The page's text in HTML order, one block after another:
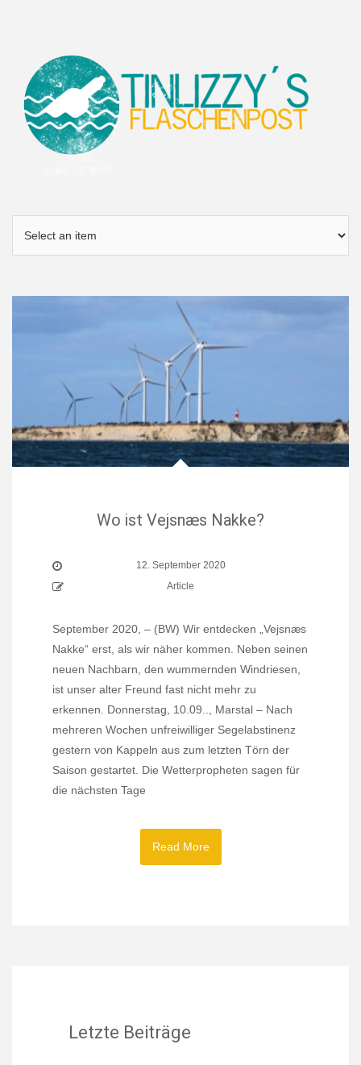
Wo ist Vejsnæs Nakke?
12. September 2020
Article
September 2020, – (BW) Wir entdecken „Vejsnæs
Nakke“ erst, als wir näher kommen. Neben seinen
neuen Nachbarn, den wummernden Windriesen,
ist unser alter Freund fast nicht mehr zu
erkennen. Donnerstag, 10.09.., Marstal – Nach
mehreren Wochen unfreiwilliger Segelabstinenz
gestern von Kappeln aus zum letzten Törn der
Saison gestartet. Die Wetterpropheten sagen für
die nächsten Tage
Read More
Letzte Beiträge